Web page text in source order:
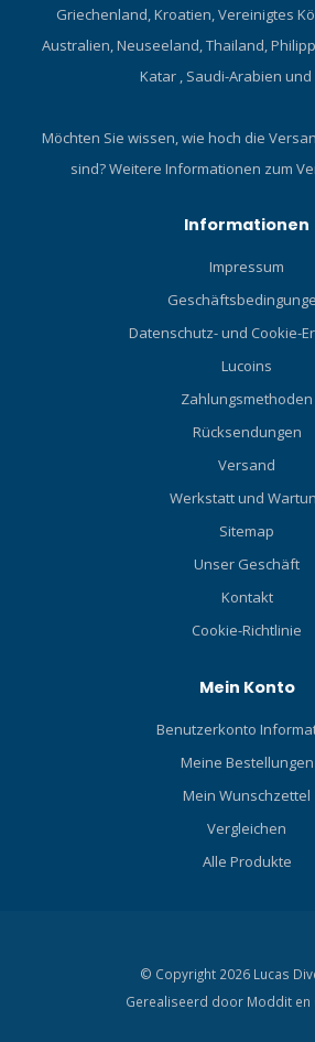
Griechenland, Kroatien, Vereinigtes
Australien, Neuseeland, Thailand,
Katar , Saudi-Arabien und
Möchten Sie wissen, wie hoch die
sind?Weitere Informationen zum
Informationen
Impressum
Datenschutz- und Cookie-
Lucoins
Zahlungsmethoden
Rücksendungen
Versand
Werkstatt und
Sitemap
Unser Geschäft
Kontakt
Cookie-Richtlinie
Mein Konto
Benutzerkonto
Meine Bestellungen
Mein Wunschzettel
Vergleichen
Alle Produkte
© Copyright 2026 Lucas
Gerealiseerd door Moddit en